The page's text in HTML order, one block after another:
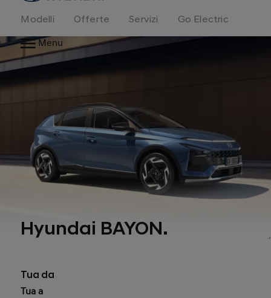
Modelli Offerte Servizi
Go Electric
Menu
Hyundai BAYON.
Tua da
Tua a